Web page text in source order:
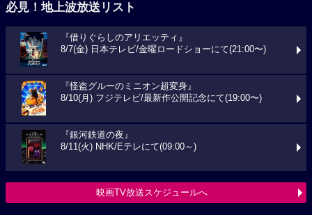
必見！地上波放送リスト
『借りぐらしのアリエッティ』
8/7(金) 日本テレビ/金曜ロードショーにて(21:00〜)
『怪盗グルーのミニオン超変身』
8/10(月) フジテレビ/最新作公開記念にて(19:00〜)
『銀河鉄道の夜』
8/11(火) NHK/Eテレにて(09:00～)
映画TV放送スケジュールへ